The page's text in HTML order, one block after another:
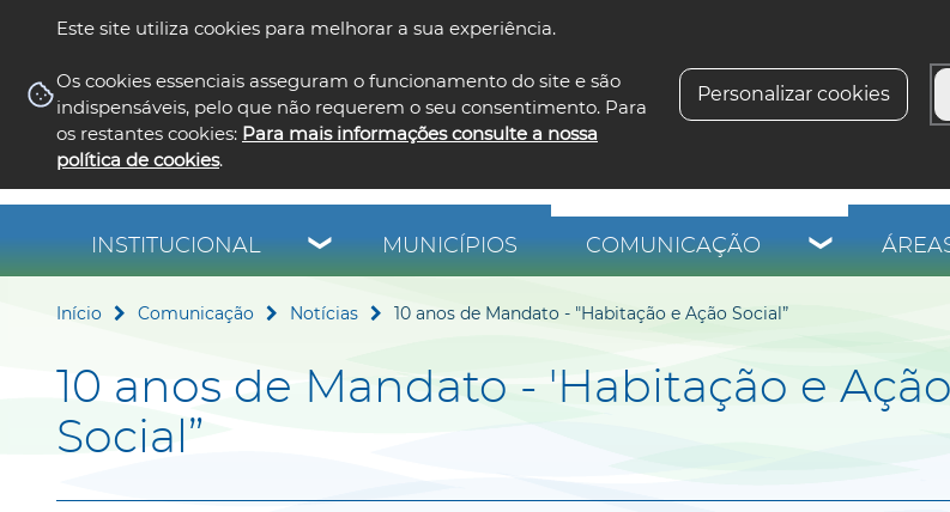
Este site utiliza cookies para melhorar a sua experiência.
Os cookies essenciais asseguram o funcionamento do site e são
indispensáveis, pelo que não requerem o seu consentimento. Para
os restantes cookies: Para mais informações consulte a nossa
política de cookies.
Personalizar cookies
INSTITUCIONAL MUNICÍPIOS COMUNICAÇÃO
Início Comunicação Notícias 10 anos de Mandato - "Habitação e Ação Social”
10 anos de Mandato - 'Habitação e Ação
Social”